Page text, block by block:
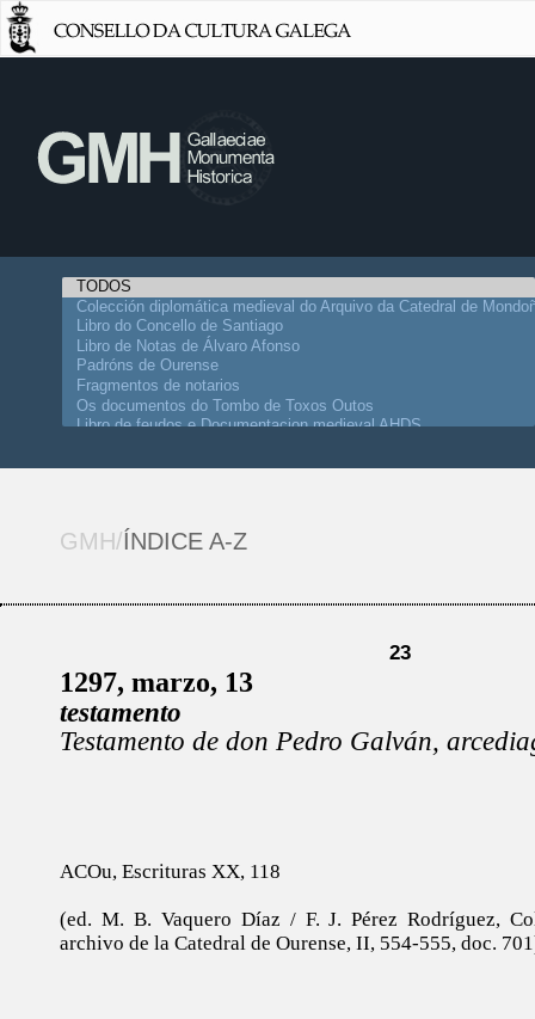
GMH/ÍNDICE A-Z
23
1297, marzo, 13
testamento
Testamento de don Pedro Galván,
ACOu, Escrituras XX, 118
(ed. M. B. Vaquero Díaz / F. J. Pérez Rodríguez,
archivo de la Catedral de Ourense, II, 554-555, doc.